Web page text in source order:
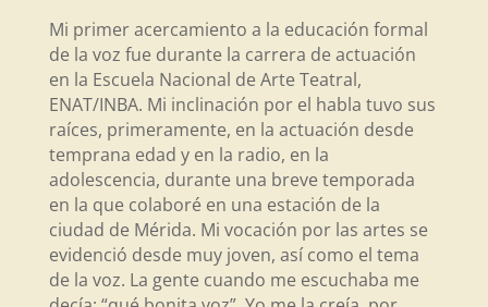
Mi primer acercamiento a la educación formal
de la voz fue durante la carrera de actuación
en la Escuela Nacional de Arte Teatral,
ENAT/INBA. Mi inclinación por el habla tuvo sus
raíces, primeramente, en la actuación desde
temprana edad y en la radio, en la
adolescencia, durante una breve temporada
en la que colaboré en una estación de la
ciudad de Mérida. Mi vocación por las artes se
evidenció desde muy joven, así como el tema
de la voz. La gente cuando me escuchaba me